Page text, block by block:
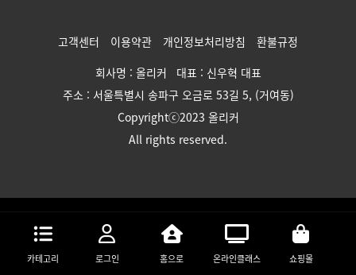
카테고리 로그인 홈으로 온라인클래스 쇼핑몰
고객센터 이용약관 개인정보처리방침
환불규정
회사명 : 올리커 대표 : 신우혁 대표
주소 : 서울특별시 송파구 오금로 53길 5, (거여동)
Copyrightⓒ2023 올리커
All rights reserved.